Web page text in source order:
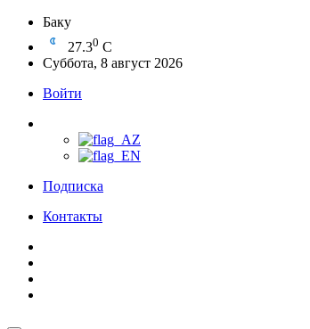
Баку
27.30 C
Суббота, 8 август 2026
Войти
Подписка
Контакты